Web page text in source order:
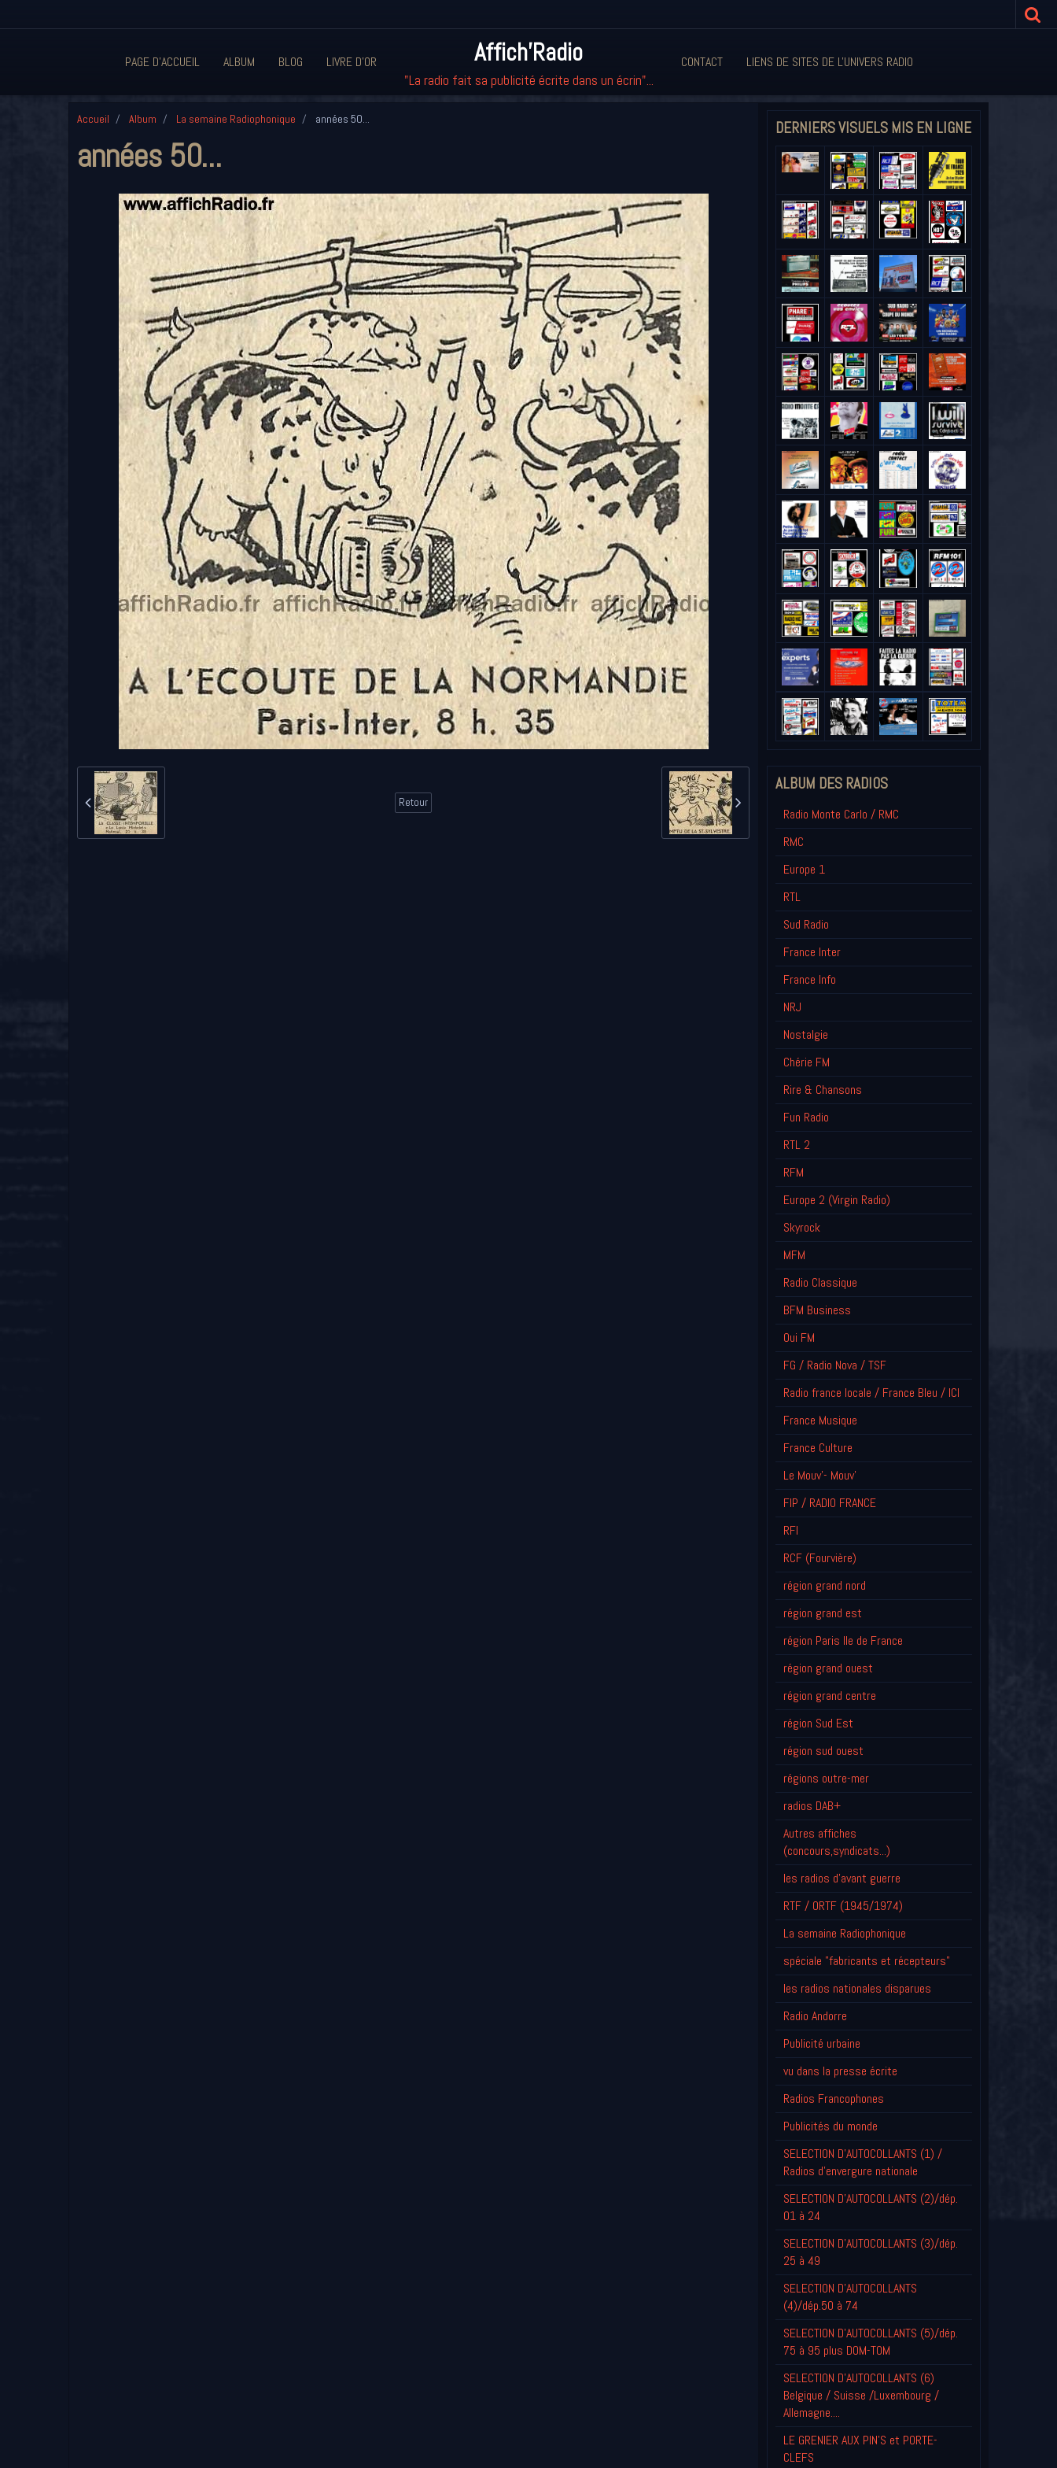
PAGE D'ACCUEIL ALBUM BLOG LIVRE D'OR Affich'Radio
"La radio fait sa publicité écrite dans un écrin"...
CONTACT LIENS DE SITES DE L'UNIVERS RADIO
Accueil Album La semaine Radiophonique années 50...
années 50...
Retour
DERNIERS VISUELS MIS EN LIGNE
ALBUM DES RADIOS
Radio Monte Carlo / RMC
RMC
Europe 1
RTL
Sud Radio
France Inter
France Info
NRJ
Nostalgie
Chérie FM
Rire & Chansons
Fun Radio
RTL 2
RFM
Europe 2 (Virgin Radio)
Skyrock
MFM
Radio Classique
BFM Business
Oui FM
FG / Radio Nova / TSF
Radio france locale / France Bleu / ICI
France Musique
France Culture
Le Mouv'- Mouv'
FIP / RADIO FRANCE
RFI
RCF (Fourvière)
région grand nord
région grand est
région Paris Ile de France
région grand ouest
région grand centre
région Sud Est
région sud ouest
régions outre-mer
radios DAB+
Autres affiches
(concours,syndicats...)
les radios d'avant guerre
RTF / ORTF (1945/1974)
La semaine Radiophonique
spéciale "fabricants et récepteurs"
les radios nationales disparues
Radio Andorre
Publicité urbaine
vu dans la presse écrite
Radios Francophones
Publicités du monde
SELECTION D'AUTOCOLLANTS (1) /
Radios d'envergure nationale
SELECTION D'AUTOCOLLANTS (2)/dép.
01 à 24
SELECTION D'AUTOCOLLANTS (3)/dép.
25 à 49
SELECTION D'AUTOCOLLANTS
(4)/dép.50 à 74
SELECTION D'AUTOCOLLANTS (5)/dép.
75 à 95 plus DOM-TOM
SELECTION D'AUTOCOLLANTS (6)
Belgique / Suisse /Luxembourg /
Allemagne....
LE GRENIER AUX PIN'S et PORTE-
CLEFS